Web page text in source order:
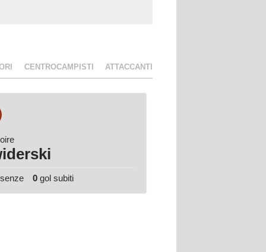
CENTROCAMPISTI ATTACCANTI
0 gol subiti